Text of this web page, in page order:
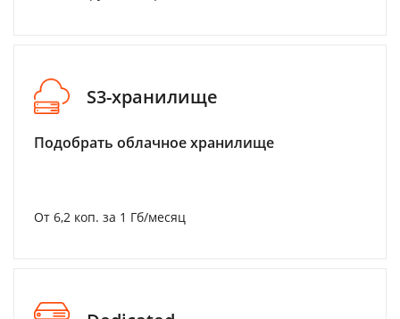
S3-хранилище
Подобрать облачное хранилище
От 6,2 коп. за 1 Гб/месяц